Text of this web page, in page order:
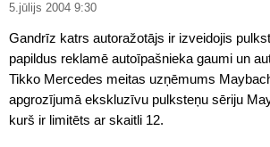
5.jūlijs 2004 9:30
Gandrīz katrs autoražotājs ir izveidojis
papildus reklamē autoīpašnieka gaumi un
Tikko Mercedes meitas uzņēmums
apgrozījumā ekskluzīvu pulksteņu sēriju
kurš ir limitēts ar skaitli 12.